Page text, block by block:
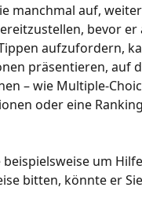
manchmal auf,
bevor
aufzufordern,
präsentieren, auf
– wie Multiple-
oder eine
beispielsweise um
bitten, könnte er